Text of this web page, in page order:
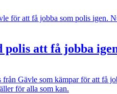
för att få jobba som polis igen.
att få jobba
från Gävle som kämpar för att
för alla som kan.